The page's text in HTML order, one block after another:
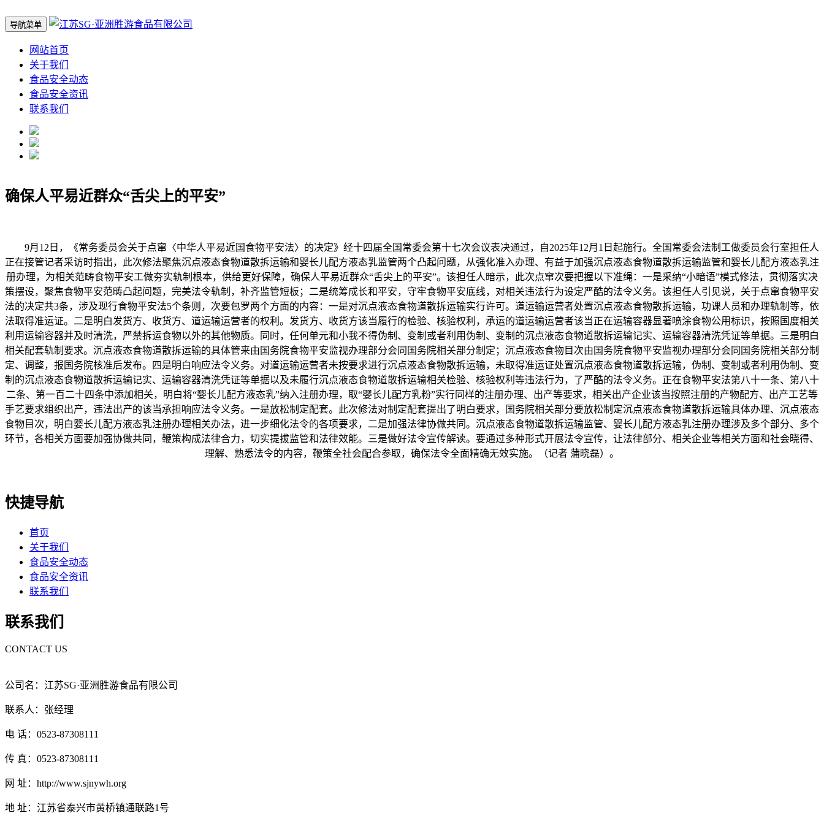
导航菜单
网站首页
关于我们
食品安全动态
食品安全资讯
联系我们
确保人平易近群众“舌尖上的平安”
9月12日，《常务委员会关于点窜〈中华人平易近国食物平安法〉的决定》经十四届全国常委会第十七次会议表决通过，自2025年12月1日起施行。全国常委会法制工做委员会行室担任人
正在接管记者采访时指出，此次修法聚焦沉点液态食物道散拆运输和婴长儿配方液态乳监管两个凸起问题，从强化准入办理、有益于加强沉点液态食物道散拆运输监管和婴长儿配方液态乳注
册办理，为相关范畴食物平安工做夯实轨制根本，供给更好保障，确保人平易近群众“舌尖上的平安”。该担任人暗示，此次点窜次要把握以下准绳：一是采纳“小暗语”模式修法，贯彻落实决
策摆设，聚焦食物平安范畴凸起问题，完美法令轨制，补齐监管短板；二是统筹成长和平安，守牢食物平安底线，对相关违法行为设定严酷的法令义务。该担任人引见说，关于点窜食物平安
法的决定共3条，涉及现行食物平安法5个条则，次要包罗两个方面的内容：一是对沉点液态食物道散拆运输实行许可。道运输运营者处置沉点液态食物散拆运输，功课人员和办理轨制等，依
法取得准运证。二是明白发货方、收货方、道运输运营者的权利。发货方、收货方该当履行的检验、核验权利，承运的道运输运营者该当正在运输容器显著喷涂食物公用标识，按照国度相关
利用运输容器并及时清洗，严禁拆运食物以外的其他物质。同时，任何单元和小我不得伪制、变制或者利用伪制、变制的沉点液态食物道散拆运输记实、运输容器清洗凭证等单据。三是明白
相关配套轨制要求。沉点液态食物道散拆运输的具体管来由国务院食物平安监视办理部分会同国务院相关部分制定；沉点液态食物目次由国务院食物平安监视办理部分会同国务院相关部分制
定、调整，报国务院核准后发布。四是明白响应法令义务。对道运输运营者未按要求进行沉点液态食物散拆运输，未取得准运证处置沉点液态食物道散拆运输，伪制、变制或者利用伪制、变
制的沉点液态食物道散拆运输记实、运输容器清洗凭证等单据以及未履行沉点液态食物道散拆运输相关检验、核验权利等违法行为，了严酷的法令义务。正在食物平安法第八十一条、第八十
二条、第一百二十四条中添加相关，明白将“婴长儿配方液态乳”纳入注册办理，取“婴长儿配方乳粉”实行同样的注册办理、出产等要求，相关出产企业该当按照注册的产物配方、出产工艺等
手艺要求组织出产，违法出产的该当承担响应法令义务。一是放松制定配套。此次修法对制定配套提出了明白要求，国务院相关部分要放松制定沉点液态食物道散拆运输具体办理、沉点液态
食物目次，明白婴长儿配方液态乳注册办理相关办法，进一步细化法令的各项要求，二是加强法律协做共同。沉点液态食物道散拆运输监管、婴长儿配方液态乳注册办理涉及多个部分、多个
环节，各相关方面要加强协做共同，鞭策构成法律合力，切实提拔监管和法律效能。三是做好法令宣传解读。要通过多种形式开展法令宣传，让法律部分、相关企业等相关方面和社会晓得、
理解、熟悉法令的内容，鞭策全社会配合参取，确保法令全面精确无效实施。（记者 蒲晓磊）。
快捷导航
首页
关于我们
食品安全动态
食品安全资讯
联系我们
联系我们
CONTACT US
公司名：江苏SG·亚洲胜游食品有限公司
联系人：张经理
电 话：0523-87308111
传 真：0523-87308111
网 址：http://www.sjnywh.org
地 址：江苏省泰兴市黄桥镇通联路1号